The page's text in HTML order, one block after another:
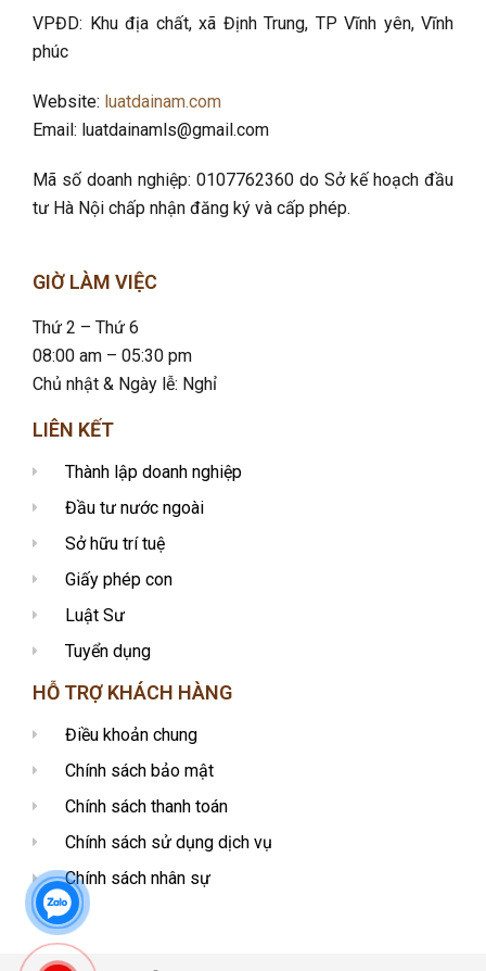
VPĐD: Khu địa chất, xã Định Trung, TP Vĩnh yên, Vĩnh
phúc
Website: luatdainam.com
Email: luatdainamls@gmail.com
Mã số doanh nghiệp: 0107762360 do Sở kế hoạch đầu
tư Hà Nội chấp nhận đăng ký và cấp phép.
GIỜ LÀM VIỆC
Thứ 2 – Thứ 6
08:00 am – 05:30 pm
Chủ nhật & Ngày lễ: Nghỉ
LIÊN KẾT
Thành lập doanh nghiệp
Đầu tư nước ngoài
Sở hữu trí tuệ
Giấy phép con
Luật Sư
Tuyển dụng
HỖ TRỢ KHÁCH HÀNG
Điều khoản chung
Chính sách bảo mật
Chính sách thanh toán
Chính sách sử dụng dịch vụ
Chính sách nhân sự